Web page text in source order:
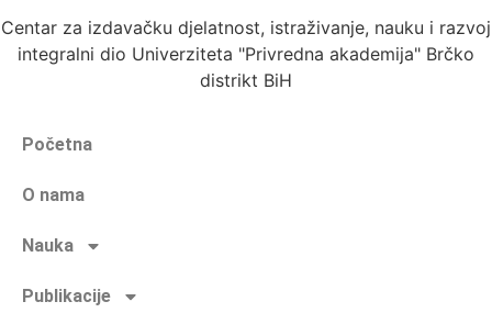
Centar za izdavačku djelatnost, istraživanje, nauku i razvoj
integralni dio Univerziteta "Privredna akademija" Brčko
distrikt BiH
Početna
O nama
Nauka
Publikacije